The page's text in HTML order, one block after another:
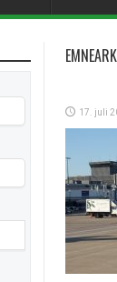
17. juli